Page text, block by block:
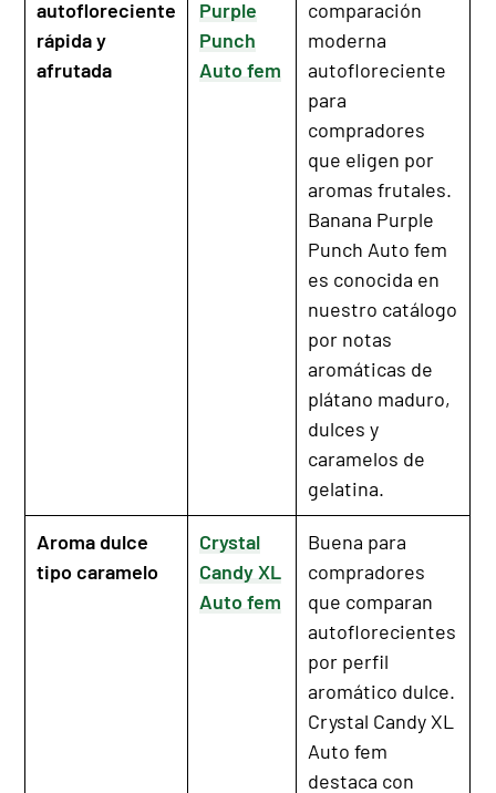
autofloreciente
rápida y
afrutada
Purple
Punch
Auto fem
comparación
moderna
autofloreciente
para
compradores
que eligen por
aromas frutales.
Banana Purple
Punch Auto fem
es conocida en
nuestro catálogo
por notas
aromáticas de
plátano maduro,
dulces y
caramelos de
gelatina.
Aroma dulce
tipo caramelo
Crystal
Candy XL
Auto fem
Buena para
compradores
que comparan
autoflorecientes
por perfil
aromático dulce.
Crystal Candy XL
Auto fem
destaca con